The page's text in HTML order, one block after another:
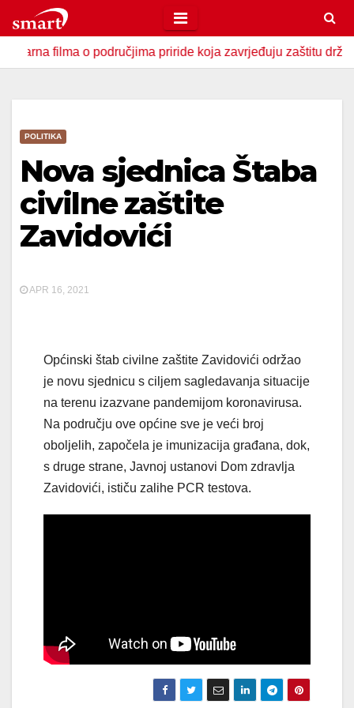
to
content
filma o područjima priride koja zavrjeđuju zaštitu države
POLITIKA
Nova sjednica Štaba
civilne zaštite
Zavidovići
APR 16, 2021
Općinski štab civilne zaštite Zavidovići održao
je novu sjednicu s ciljem sagledavanja situacije
na terenu izazvane pandemijom koronavirusa.
Na području ove općine sve je veći broj
oboljelih, započela je imunizacija građana, dok,
s druge strane, Javnoj ustanovi Dom zdravlja
Zavidovići, ističu zalihe PCR testova.